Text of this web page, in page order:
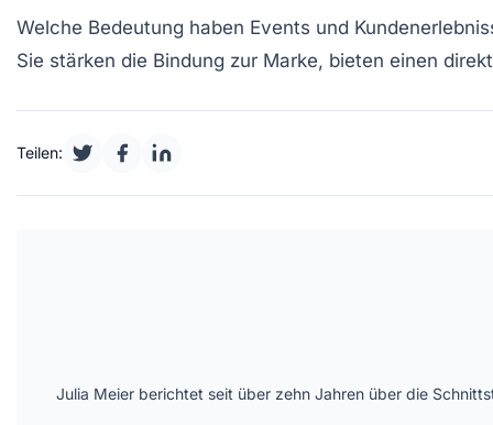
Welche Bedeutung haben Events und
Sie stärken die Bindung zur Marke, bieten einen
Teilen:
Julia Meier berichtet seit über zehn Jahren über die